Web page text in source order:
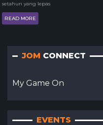
setahun yang lepas
READ MORE
JOM CONNECT
My Game On
EVENTS